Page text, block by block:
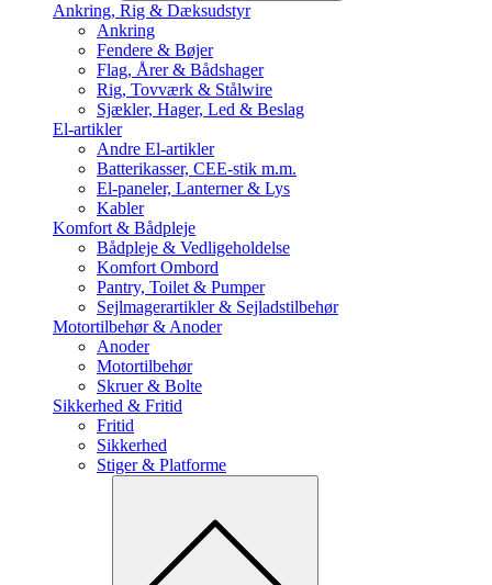
Ankring, Rig & Dæksudstyr
Ankring
Fendere & Bøjer
Flag, Årer & Bådshager
Rig, Tovværk & Stålwire
Sjækler, Hager, Led & Beslag
El-artikler
Andre El-artikler
Batterikasser, CEE-stik m.m.
El-paneler, Lanterner & Lys
Kabler
Komfort & Bådpleje
Bådpleje & Vedligeholdelse
Komfort Ombord
Pantry, Toilet & Pumper
Sejlmagerartikler & Sejladstilbehør
Motortilbehør & Anoder
Anoder
Motortilbehør
Skruer & Bolte
Sikkerhed & Fritid
Fritid
Sikkerhed
Stiger & Platforme